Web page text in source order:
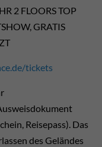
2 FLOORS TOP
GRATIS
tickets
Reisepass). Das
des Geländes